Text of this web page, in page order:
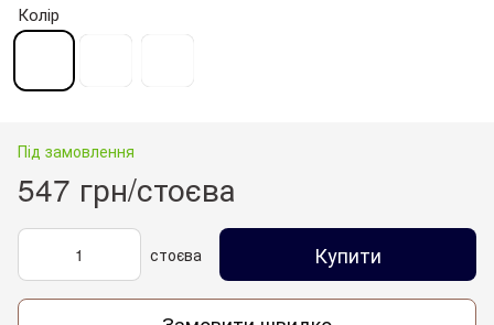
Колір
Під замовлення
547 грн/стоєва
стоєва Купити